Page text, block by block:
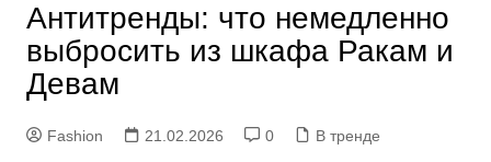
Антитренды: что немедленно
выбросить из шкафа Ракам и
Девам
Fashion 21.02.2026 0 В тренде